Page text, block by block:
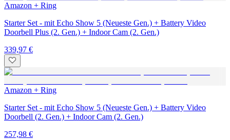
Amazon + Ring
Starter Set - mit Echo Show 5 (Neueste Gen.) + Battery Video
Doorbell Plus (2. Gen.) + Indoor Cam (2. Gen.)
339,97 €
Amazon + Ring
Starter Set - mit Echo Show 5 (Neueste Gen.) + Battery Video
Doorbell (2. Gen.) + Indoor Cam (2. Gen.)
257,98 €